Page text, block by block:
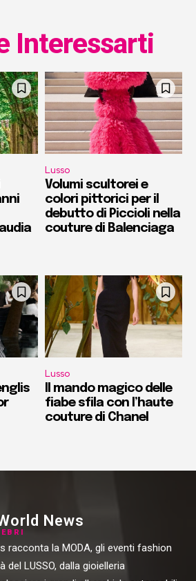
Interessarti
Lusso
Volumi scultorei e
colori pittorici per il
debutto di Piccioli nella
couture di Balenciaga
Lusso
Il mando magico delle
fiabe sfila con l’haute
couture di Chanel
News
racconta la MODA, gli eventi fashion
del LUSSO, dalla gioielleria